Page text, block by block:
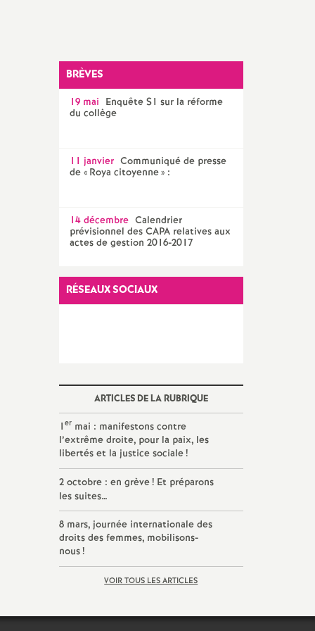
Documentalistes
PsyEN
BRÈVES
19 mai Enquête S1 sur la réforme
du collège
11 janvier Communiqué de presse
de « Roya citoyenne» :
14 décembre Calendrier
prévisionnel des CAPA relatives aux
actes de gestion 2016-2017
RÉSEAUX SOCIAUX
ARTICLES DE LA RUBRIQUE
1ermai : manifestons contre
l’extrême droite, pour la paix, les
libertés et la justice sociale!
2 octobre : en grève! Et préparons
les suites…
8 mars, journée internationale des
droits des femmes, mobilisons-
nous!
VOIR TOUS LES ARTICLES